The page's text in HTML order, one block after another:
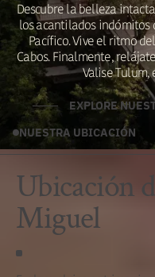
Descubre la belleza
los acantilados
Pacífico. Vive el ritmo
Cabos. Finalmente,
Valise Tulum,
EXPLORE
NUESTRA UBICACIÓN
Ubicación
Miguel